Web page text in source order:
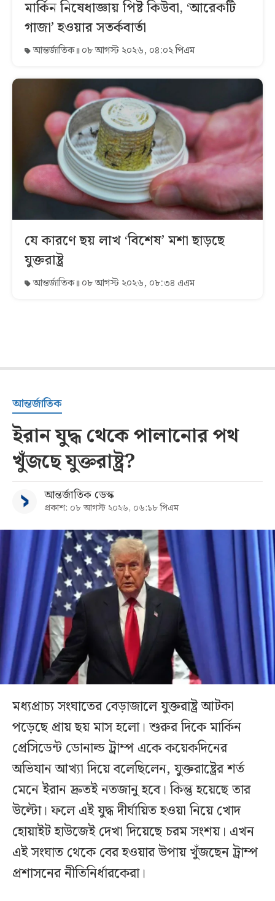
মার্কিন নিষেধাজ্ঞায় পিষ্ট কিউবা, ‘আরেকটি
গাজা’ হওয়ার সতর্কবার্তা
আন্তর্জাতিক ০৮ আগস্ট ২০২৬, ০৪:০২ পিএম
যে কারণে ছয় লাখ ‘বিশেষ’ মশা ছাড়ছে
যুক্তরাষ্ট্র
আন্তর্জাতিক ০৮ আগস্ট ২০২৬, ০৮:৩৪ এএম
আন্তর্জাতিক
ইরান যুদ্ধ থেকে পালানোর পথ
খুঁজছে যুক্তরাষ্ট্র?
আন্তর্জাতিক ডেস্ক
প্রকাশ: ০৮ আগস্ট ২০২৬, ০৬:১৮ পিএম
মধ্যপ্রাচ্য সংঘাতের বেড়াজালে যুক্তরাষ্ট্র আটকা
পড়েছে প্রায় ছয় মাস হলো। শুরুর দিকে মার্কিন
প্রেসিডেন্ট ডোনাল্ড ট্রাম্প একে কয়েকদিনের
অভিযান আখ্যা দিয়ে বলেছিলেন, যুক্তরাষ্ট্রের শর্ত
মেনে ইরান দ্রুতই নতজানু হবে। কিন্তু হয়েছে তার
উল্টো। ফলে এই যুদ্ধ দীর্ঘায়িত হওয়া নিয়ে খোদ
হোয়াইট হাউজেই দেখা দিয়েছে চরম সংশয়। এখন
এই সংঘাত থেকে বের হওয়ার উপায় খুঁজছেন ট্রাম্প
প্রশাসনের নীতিনির্ধারকেরা।